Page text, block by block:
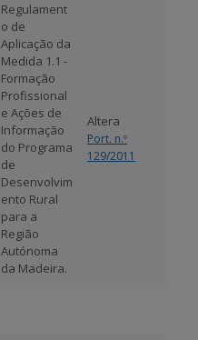
Regulament
o de
Aplicação da
Medida 1.1 -
Formação
Profissional
e Ações de
Informação
do Programa
de
Desenvolvim
ento Rural
para a
Região
Autónoma
da Madeira.
Altera
Port. n.º
129/2011